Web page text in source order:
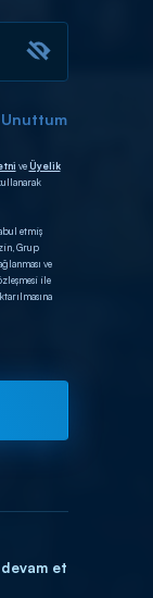
veÜyelik
etmiş
Grup
ve
ile
et